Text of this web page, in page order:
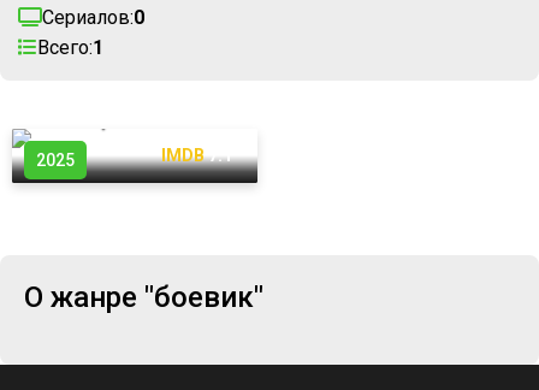
Сериалов:0
Всего:1
2025
КП7.6 IMDB7.1
О жанре "боевик"